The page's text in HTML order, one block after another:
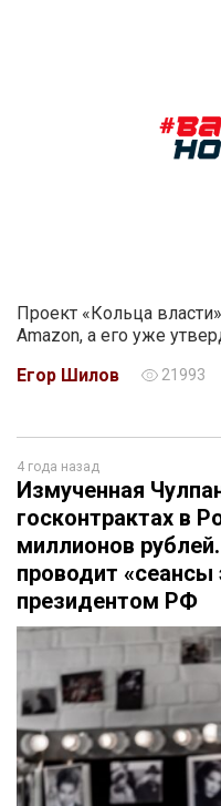
Проект «Кольца
Amazon, а его уже
Егор Шилов
21993
4 года назад
Измученная
госконтрактах в
миллионов
проводит
президентом РФ